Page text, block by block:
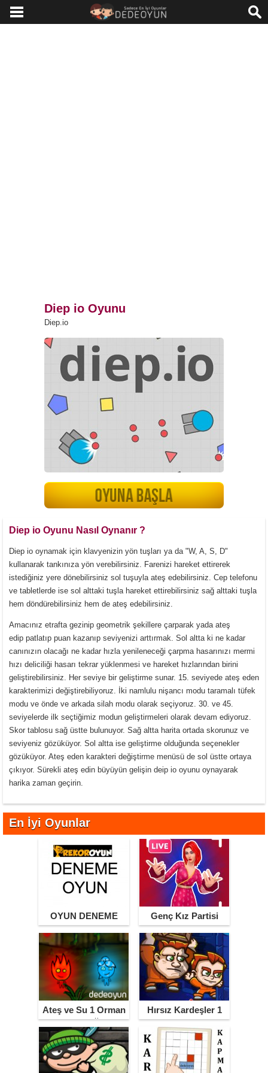
Diep io Oyunu
Diep.io
Diep io Oyunu Nasıl Oynanır ?
Diep io oynamak için klavyenizin yön tuşları ya da "W, A, S, D"
kullanarak tankınıza yön verebilirsiniz. Farenizi hareket ettirerek
istediğiniz yere dönebilirsiniz sol tuşuyla ateş edebilirsiniz. Cep telefonu
ve tabletlerde ise sol alttaki tuşla hareket ettirebilirsiniz sağ alttaki tuşla
hem döndürebilirsiniz hem de ateş edebilirsiniz.
Amacınız etrafta gezinip geometrik şekillere çarparak yada ateş
edip patlatıp puan kazanıp seviyenizi arttırmak. Sol altta ki ne kadar
canınızın olacağı ne kadar hızla yenileneceği çarpma hasarınızı mermi
hızı deliciliği hasarı tekrar yüklenmesi ve hareket hızlarından birini
geliştirebilirsiniz. Her seviye bir geliştirme sunar. 15. seviyede ateş eden
karakterimizi değiştirebiliyoruz. İki namlulu nişancı modu taramalı tüfek
modu ve önde ve arkada silah modu olarak seçiyoruz. 30. ve 45.
seviyelerde ilk seçtiğimiz modun geliştirmeleri olarak devam ediyoruz.
Skor tablosu sağ üstte bulunuyor. Sağ altta harita ortada skorunuz ve
seviyeniz gözüküyor. Sol altta ise geliştirme olduğunda seçenekler
gözüküyor. Ateş eden karakteri değiştirme menüsü de sol üstte ortaya
çıkıyor. Sürekli ateş edin büyüyün gelişin deip io oyunu oynayarak
harika zaman geçirin.
En İyi Oyunlar
OYUN DENEME Genç Kız Partisi
Ateş ve Su 1 Orman
Tapınağı
Hırsız Kardeşler 1